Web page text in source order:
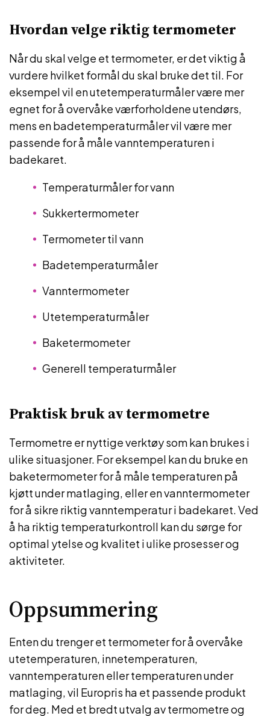
Hvordan velge riktig termometer
Når du skal velge et termometer, er det viktig å
vurdere hvilket formål du skal bruke det til. For
eksempel vil en utetemperaturmåler være mer
egnet for å overvåke værforholdene utendørs,
mens en badetemperaturmåler vil være mer
passende for å måle vanntemperaturen i
badekaret.
Temperaturmåler for vann
Sukkertermometer
Termometer til vann
Badetemperaturmåler
Vanntermometer
Utetemperaturmåler
Baketermometer
Generell temperaturmåler
Praktisk bruk av termometre
Termometre er nyttige verktøy som kan brukes i
ulike situasjoner. For eksempel kan du bruke en
baketermometer for å måle temperaturen på
kjøtt under matlaging, eller en vanntermometer
for å sikre riktig vanntemperatur i badekaret. Ved
å ha riktig temperaturkontroll kan du sørge for
optimal ytelse og kvalitet i ulike prosesser og
aktiviteter.
Oppsummering
Enten du trenger et termometer for å overvåke
utetemperaturen, innetemperaturen,
vanntemperaturen eller temperaturen under
matlaging, vil Europris ha et passende produkt
for deg. Med et bredt utvalg av termometre og